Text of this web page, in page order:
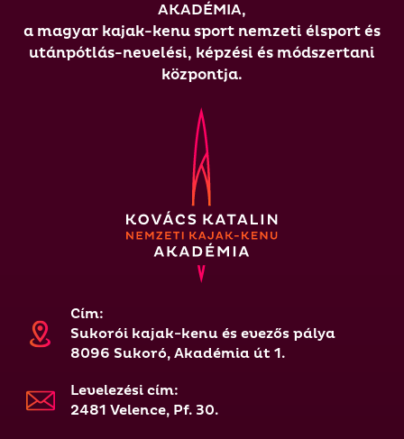
AKADÉMIA,
a magyar kajak-kenu sport nemzeti élsport és
utánpótlás-nevelési, képzési és módszertani
központja.
Cím:
Sukorói kajak-kenu és evezős pálya
8096 Sukoró, Akadémia út 1.
Levelezési cím:
2481 Velence, Pf. 30.